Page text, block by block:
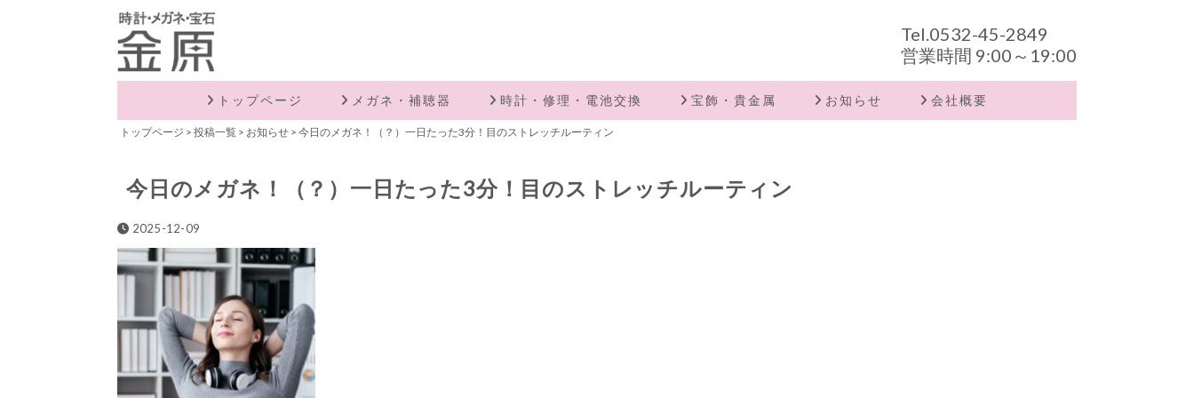
Tel.0532-45-2849
営業時間 9:00～19:00
トップページ メガネ・補聴器 時計・修理・電池交換 宝飾・貴金属 お知らせ 会社概要
トップページ > 投稿一覧> お知らせ> 今日のメガネ！（？）一日たった3分！目のストレッチルーティン
今日のメガネ！（？）一日たった3分！目のストレッチルーティン
2025-12-09